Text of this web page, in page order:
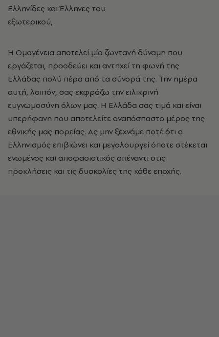
Ελληνίδες και Έλληνες του
εξωτερικού,
Η Ομογένεια αποτελεί μία ζωντανή δύναμη που
εργάζεται, προοδεύει και αντηχεί τη φωνή της
Ελλάδας πολύ πέρα από τα σύνορά της. Την ημέρα
αυτή, λοιπόν, σας εκφράζω την ειλικρινή
ευγνωμοσύνη όλων μας. Η Ελλάδα σας τιμά και είναι
υπερήφανη που αποτελείτε αναπόσπαστο μέρος της
εθνικής μας πορείας. Ας μην ξεχνάμε ποτέ ότι ο
Ελληνισμός επιβιώνει και μεγαλουργεί όποτε στέκεται
ενωμένος και αποφασιστικός απέναντι στις
προκλήσεις και τις δυσκολίες της κάθε εποχής.